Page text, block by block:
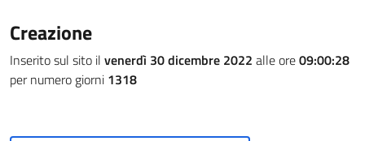
Creazione
Inserito sul sito il venerdì 30 dicembre 2022 alle ore09:00:28
per numero giorni 1318